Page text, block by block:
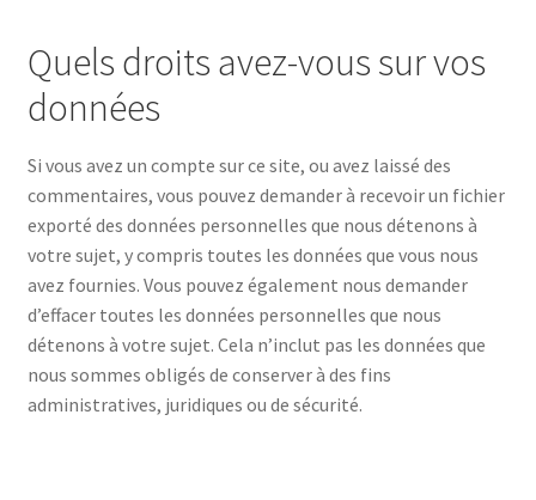
Quels droits avez-vous sur vos
données
Si vous avez un compte sur ce site, ou avez laissé des
commentaires, vous pouvez demander à recevoir un fichier
exporté des données personnelles que nous détenons à
votre sujet, y compris toutes les données que vous nous
avez fournies. Vous pouvez également nous demander
d’effacer toutes les données personnelles que nous
détenons à votre sujet. Cela n’inclut pas les données que
nous sommes obligés de conserver à des fins
administratives, juridiques ou de sécurité.